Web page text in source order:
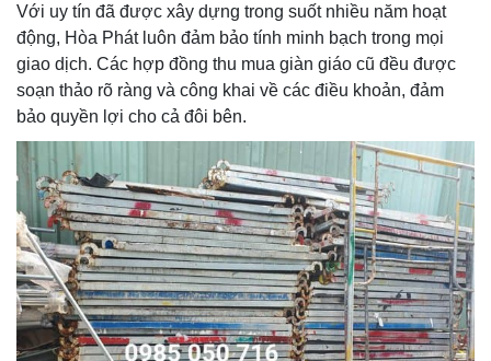
Với uy tín đã được xây dựng trong suốt nhiều năm hoạt
động, Hòa Phát luôn đảm bảo tính minh bạch trong mọi
giao dịch. Các hợp đồng thu mua giàn giáo cũ đều được
soạn thảo rõ ràng và công khai về các điều khoản, đảm
bảo quyền lợi cho cả đôi bên.